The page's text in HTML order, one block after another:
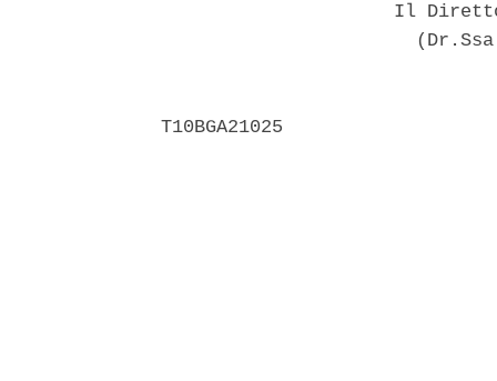
Il